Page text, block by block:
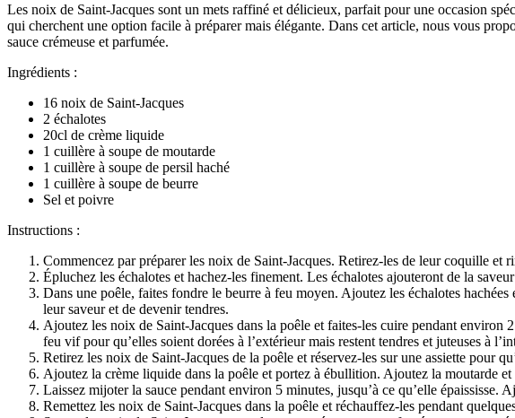
Les noix de Saint-Jacques sont un mets raffiné et délicieux, parfait pour une occasion
qui cherchent une option facile à préparer mais élégante. Dans cet article, nous vous
sauce crémeuse et parfumée.
Ingrédients :
16 noix de Saint-Jacques
2 échalotes
20cl de crème liquide
1 cuillère à soupe de moutarde
1 cuillère à soupe de persil haché
1 cuillère à soupe de beurre
Sel et poivre
Instructions :
Commencez par préparer les noix de Saint-Jacques. Retirez-les de leur coquille et
Épluchez les échalotes et hachez-les finement. Les échalotes ajouteront de la
Dans une poêle, faites fondre le beurre à feu moyen. Ajoutez les échalotes
leur saveur et de devenir tendres.
Ajoutez les noix de Saint-Jacques dans la poêle et faites-les cuire pendant environ
feu vif pour qu’elles soient dorées à l’extérieur mais restent tendres et juteuses à
Retirez les noix de Saint-Jacques de la poêle et réservez-les sur une assiette pour
Ajoutez la crème liquide dans la poêle et portez à ébullition. Ajoutez la moutarde
Laissez mijoter la sauce pendant environ 5 minutes, jusqu’à ce qu’elle
Remettez les noix de Saint-Jacques dans la poêle et réchauffez-les pendant